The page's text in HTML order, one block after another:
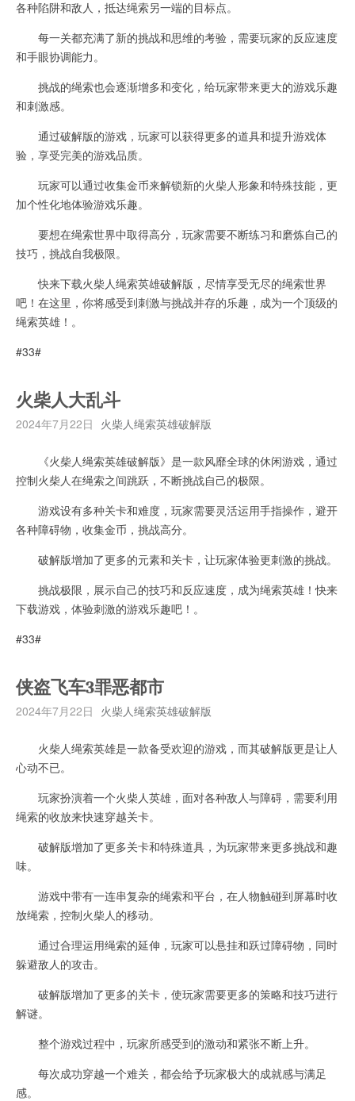
各种陷阱和敌人，抵达绳索另一端的目标点。
每一关都充满了新的挑战和思维的考验，需要玩家的反应速度
和手眼协调能力。
挑战的绳索也会逐渐增多和变化，给玩家带来更大的游戏乐趣
和刺激感。
通过破解版的游戏，玩家可以获得更多的道具和提升游戏体
验，享受完美的游戏品质。
玩家可以通过收集金币来解锁新的火柴人形象和特殊技能，更
加个性化地体验游戏乐趣。
要想在绳索世界中取得高分，玩家需要不断练习和磨炼自己的
技巧，挑战自我极限。
快来下载火柴人绳索英雄破解版，尽情享受无尽的绳索世界
吧！在这里，你将感受到刺激与挑战并存的乐趣，成为一个顶级的
绳索英雄！。
#33#
火柴人大乱斗
2024年7月22日 火柴人绳索英雄破解版
《火柴人绳索英雄破解版》是一款风靡全球的休闲游戏，通过
控制火柴人在绳索之间跳跃，不断挑战自己的极限。
游戏设有多种关卡和难度，玩家需要灵活运用手指操作，避开
各种障碍物，收集金币，挑战高分。
破解版增加了更多的元素和关卡，让玩家体验更刺激的挑战。
挑战极限，展示自己的技巧和反应速度，成为绳索英雄！快来
下载游戏，体验刺激的游戏乐趣吧！。
#33#
侠盗飞车3罪恶都市
2024年7月22日 火柴人绳索英雄破解版
火柴人绳索英雄是一款备受欢迎的游戏，而其破解版更是让人
心动不已。
玩家扮演着一个火柴人英雄，面对各种敌人与障碍，需要利用
绳索的收放来快速穿越关卡。
破解版增加了更多关卡和特殊道具，为玩家带来更多挑战和趣
味。
游戏中带有一连串复杂的绳索和平台，在人物触碰到屏幕时收
放绳索，控制火柴人的移动。
通过合理运用绳索的延伸，玩家可以悬挂和跃过障碍物，同时
躲避敌人的攻击。
破解版增加了更多的关卡，使玩家需要更多的策略和技巧进行
解谜。
整个游戏过程中，玩家所感受到的激动和紧张不断上升。
每次成功穿越一个难关，都会给予玩家极大的成就感与满足
感。